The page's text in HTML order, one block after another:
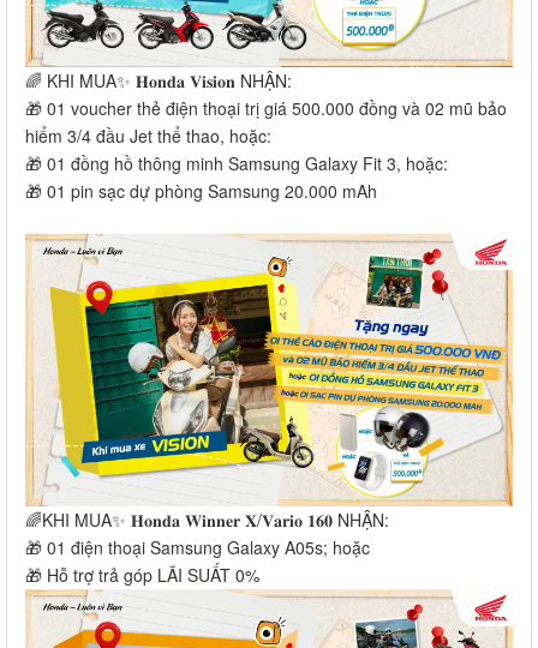
🌈 KHI MUA✨ 𝐇𝐨𝐧𝐝𝐚 𝐕𝐢𝐬𝐢𝐨𝐧 NHẬN:
🎁 01 voucher thẻ điện thoại trị giá 500.000 đồng và 02 mũ bảo
hiểm 3/4 đầu Jet thể thao, hoặc:
🎁 01 đồng hồ thông minh Samsung Galaxy Fit 3, hoặc:
🎁 01 pin sạc dự phòng Samsung 20.000 mAh
🌈KHI MUA✨ 𝐇𝐨𝐧𝐝𝐚 𝐖𝐢𝐧𝐧𝐞𝐫 𝐗/𝐕𝐚𝐫𝐢𝐨 𝟏𝟔𝟎 NHẬN:
🎁 01 điện thoại Samsung Galaxy A05s; hoặc
🎁 Hỗ trợ trả góp LÃI SUẤT 0%